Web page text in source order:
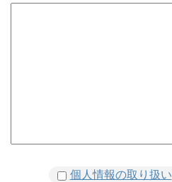
個人情報の取り扱い